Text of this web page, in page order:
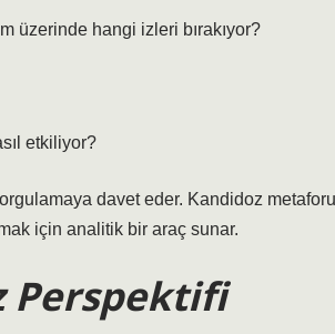
üzerinde hangi izleri bırakıyor?
etkiliyor?
davet eder. Kandidoz
için analitik bir araç sunar.
Perspektifi